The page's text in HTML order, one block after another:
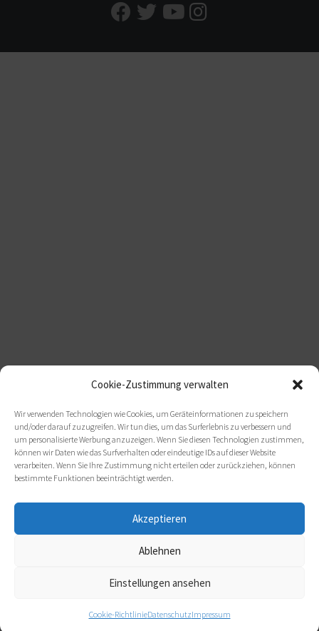
Cookie-Zustimmung verwalten
Wir verwenden Technologien wie Cookies, um Geräteinformationen zu speichern
und/oder darauf zuzugreifen. Wir tun dies, um das Surferlebnis zu verbessern und
um personalisierte Werbung anzuzeigen. Wenn Sie diesen Technologien zustimmen,
können wir Daten wie das Surfverhalten oder eindeutige IDs auf dieser Website
verarbeiten. Wenn Sie Ihre Zustimmung nicht erteilen oder zurückziehen, können
bestimmte Funktionen beeinträchtigt werden.
Akzeptieren
Ablehnen
Einstellungen ansehen
Cookie-RichtlinieDatenschutzImpressum